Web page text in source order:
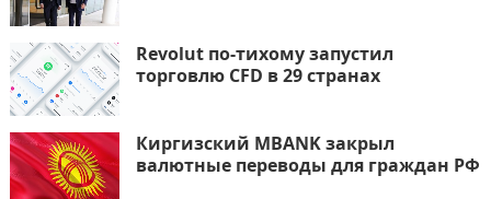
Revolut по-тихому запустил
торговлю CFD в 29 странах
Киргизский MBANK закрыл
валютные переводы для граждан РФ